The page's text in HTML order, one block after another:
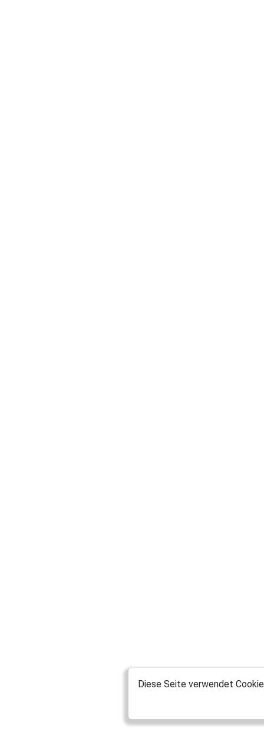
Diese Seite verwendet